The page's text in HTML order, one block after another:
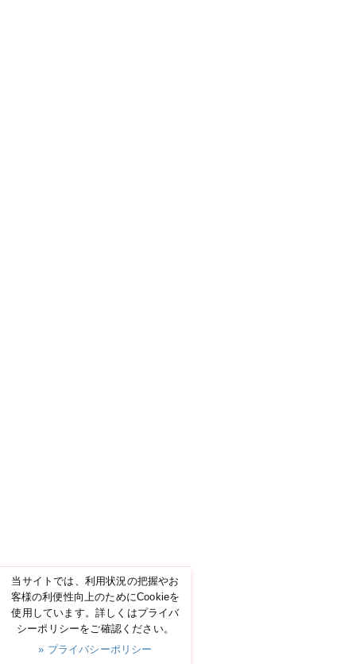
当サイトでは、利用状況の把握やお
客様の利便性向上のためにCookieを
使用しています。詳しくはプライバ
シーポリシーをご確認ください。
» プライバシーポリシー